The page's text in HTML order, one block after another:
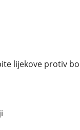
lijekove protiv